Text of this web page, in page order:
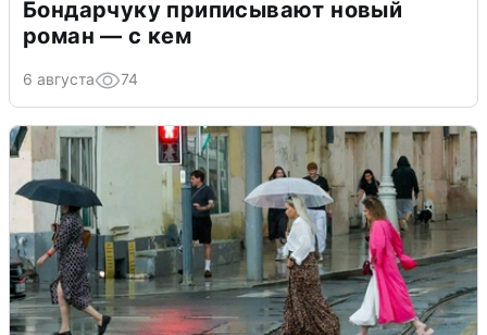
Бондарчуку приписывают новый
роман — с кем
6 августа 74